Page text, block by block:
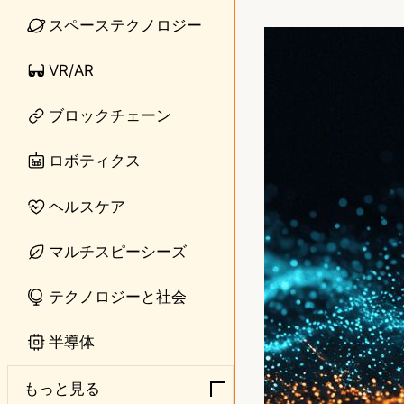
スペーステクノロジー
VR/AR
ブロックチェーン
ロボティクス
ヘルスケア
マルチスピーシーズ
テクノロジーと社会
半導体
もっと見る
n